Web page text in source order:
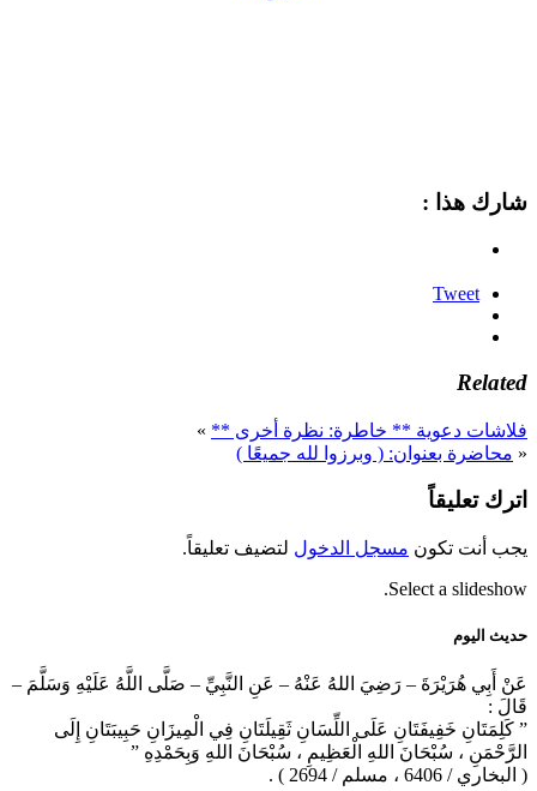
شارك هذا :
Tweet
Related
فلاشات دعوية ** خاطرة: نظرة أخرى ** »
« محاضرة بعنوان: ( وبرزوا لله جميعًا )
اترك تعليقاً
يجب أنت تكون مسجل الدخول لتضيف تعليقاً.
Select a slideshow.
حديث اليوم
عَنْ أَبِي هُرَيْرَةَ – رَضِيَ اللهُ عَنْهُ – عَنِ النَّبِيِّ – صَلَّى اللَّهُ عَلَيْهِ وَسَلَّمَ –
قَالَ :
” كَلِمَتَانِ خَفِيفَتَانِ عَلَى اللِّسَانِ ثَقِيلَتَانِ فِي الْمِيزَانِ حَبِيبَتَانِ إِلَى
الرَّحْمَنِ ، سُبْحَانَ اللهِ الْعَظِيمِ ، سُبْحَانَ اللهِ وَبِحَمْدِهِ ”
( البخاري / 6406 ، مسلم / 2694 ) .